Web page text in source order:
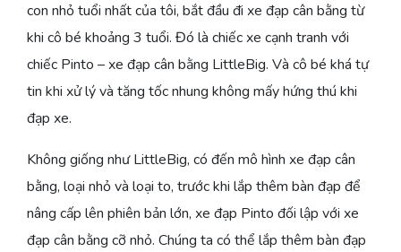
con nhỏ tuổi nhất của tôi, bắt đầu đi xe đạp cân bằng từ
khi cô bé khoảng 3 tuổi. Đó là chiếc xe cạnh tranh với
chiếc Pinto – xe đạp cân bằng LittleBig. Và cô bé khá tự
tin khi xử lý và tăng tốc nhung không mấy hứng thú khi
đạp xe.
Không giống như LittleBig, có đến mô hình xe đạp cân
bằng, loại nhỏ và loại to, trước khi lắp thêm bàn đạp để
nâng cấp lên phiên bản lớn, xe đạp Pinto đối lập với xe
đạp cân bằng cỡ nhỏ. Chúng ta có thể lắp thêm bàn đạp